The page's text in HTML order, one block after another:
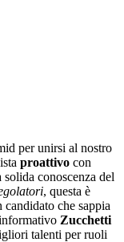
per unirsi al nostro
proattivo con
conoscenza del
, questa è
che sappia
Zucchetti
talenti per ruoli